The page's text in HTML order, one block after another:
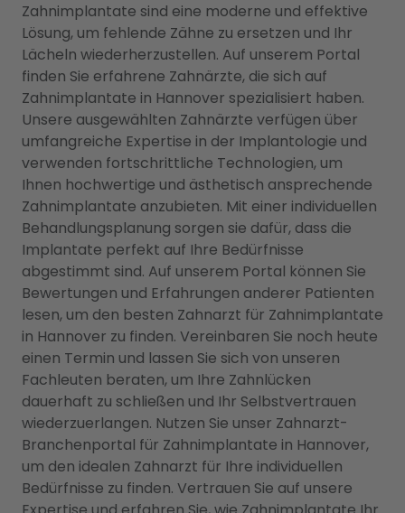
Zahnimplantate sind eine moderne und effektive
Lösung, um fehlende Zähne zu ersetzen und Ihr
Lächeln wiederherzustellen. Auf unserem Portal
finden Sie erfahrene Zahnärzte, die sich auf
Zahnimplantate in Hannover spezialisiert haben.
Unsere ausgewählten Zahnärzte verfügen über
umfangreiche Expertise in der Implantologie und
verwenden fortschrittliche Technologien, um
Ihnen hochwertige und ästhetisch ansprechende
Zahnimplantate anzubieten. Mit einer individuellen
Behandlungsplanung sorgen sie dafür, dass die
Implantate perfekt auf Ihre Bedürfnisse
abgestimmt sind. Auf unserem Portal können Sie
Bewertungen und Erfahrungen anderer Patienten
lesen, um den besten Zahnarzt für Zahnimplantate
in Hannover zu finden. Vereinbaren Sie noch heute
einen Termin und lassen Sie sich von unseren
Fachleuten beraten, um Ihre Zahnlücken
dauerhaft zu schließen und Ihr Selbstvertrauen
wiederzuerlangen. Nutzen Sie unser Zahnarzt-
Branchenportal für Zahnimplantate in Hannover,
um den idealen Zahnarzt für Ihre individuellen
Bedürfnisse zu finden. Vertrauen Sie auf unsere